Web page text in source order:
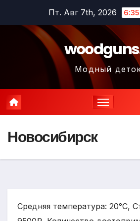
содержимому
Пт. Авг 7th, 2026
Модный
Новосибирск
Средняя температура: 20°C,